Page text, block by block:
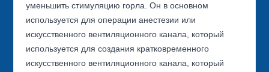
уменьшить стимуляцию горла. Он в основном
используется для операции анестезии или
искусственного вентиляционного канала, который
используется для создания кратковременного
искусственного вентиляционного канала, который